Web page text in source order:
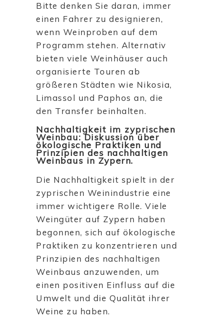
Bitte denken Sie daran, immer
einen Fahrer zu designieren,
wenn Weinproben auf dem
Programm stehen. Alternativ
bieten viele Weinhäuser auch
organisierte Touren ab
größeren Städten wie Nikosia,
Limassol und Paphos an, die
den Transfer beinhalten.
Nachhaltigkeit im zyprischen
Weinbau: Diskussion über
ökologische Praktiken und
Prinzipien des nachhaltigen
Weinbaus in Zypern.
Die Nachhaltigkeit spielt in der
zyprischen Weinindustrie eine
immer wichtigere Rolle. Viele
Weingüter auf Zypern haben
begonnen, sich auf ökologische
Praktiken zu konzentrieren und
Prinzipien des nachhaltigen
Weinbaus anzuwenden, um
einen positiven Einfluss auf die
Umwelt und die Qualität ihrer
Weine zu haben.